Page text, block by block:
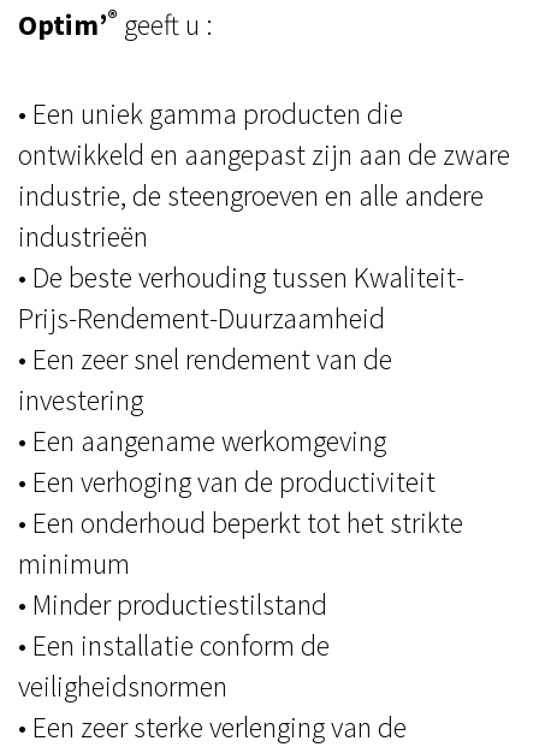
Optim’® geeft u :
• Een uniek gamma producten die
ontwikkeld en aangepast zijn aan de zware
industrie, de steengroeven en alle andere
industrieën
• De beste verhouding tussen Kwaliteit-
Prijs-Rendement-Duurzaamheid
• Een zeer snel rendement van de
investering
• Een aangename werkomgeving
• Een verhoging van de productiviteit
• Een onderhoud beperkt tot het strikte
minimum
• Minder productiestilstand
• Een installatie conform de
veiligheidsnormen
• Een zeer sterke verlenging van de